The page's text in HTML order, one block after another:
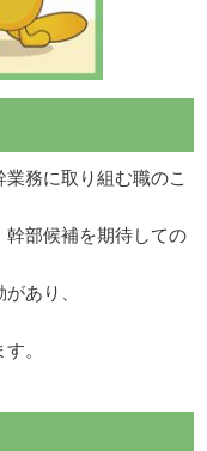
務に取り組む職のこ
部候補を期待しての
あり、
。